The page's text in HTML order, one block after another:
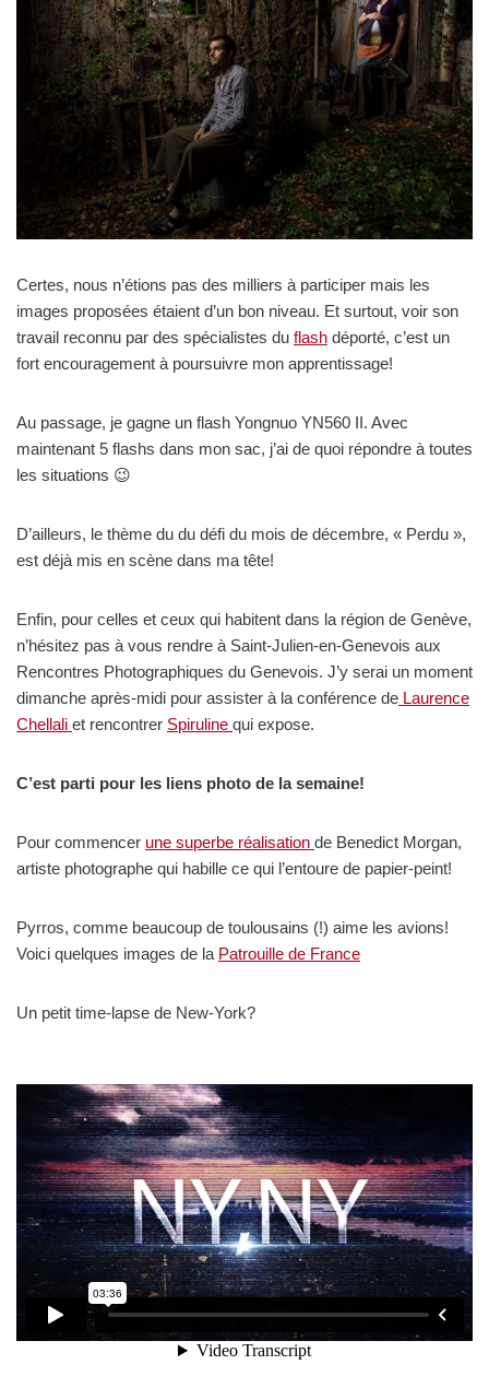
Certes, nous n’étions pas des milliers à participer mais les
images proposées étaient d’un bon niveau. Et surtout, voir son
travail reconnu par des spécialistes du flash déporté, c’est un
fort encouragement à poursuivre mon apprentissage!
Au passage, je gagne un flash Yongnuo YN560 II. Avec
maintenant 5 flashs dans mon sac, j’ai de quoi répondre à toutes
les situations 😉
D’ailleurs, le thème du du défi du mois de décembre, « Perdu »,
est déjà mis en scène dans ma tête!
Enfin, pour celles et ceux qui habitent dans la région de Genève,
n’hésitez pas à vous rendre à Saint-Julien-en-Genevois aux
Rencontres Photographiques du Genevois. J’y serai un moment
dimanche après-midi pour assister à la conférence de Laurence
Chellali et rencontrer Spiruline qui expose.
C’est parti pour les liens photo de la semaine!
Pour commencer une superbe réalisation de Benedict Morgan,
artiste photographe qui habille ce qui l’entoure de papier-peint!
Pyrros, comme beaucoup de toulousains (!) aime les avions!
Voici quelques images de la Patrouille de France
Un petit time-lapse de New-York?